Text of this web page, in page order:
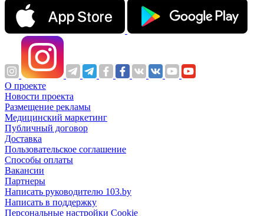
О проекте
Новости проекта
Размещение рекламы
Медицинский маркетинг
Публичный договор
Доставка
Пользовательское соглашение
Способы оплаты
Вакансии
Партнеры
Написать руководителю 103.by
Написать в поддержку
Персональные настройки Cookie